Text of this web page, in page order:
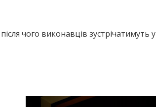
чого виконавців зустрічатимуть у